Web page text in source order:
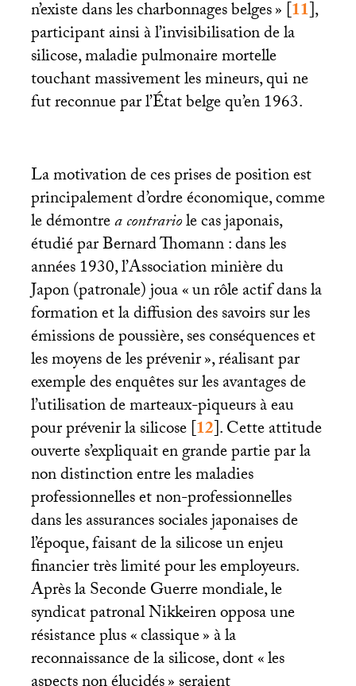
n’existe dans les charbonnages belges»[11],
participant ainsi à l’invisibilisation de la
silicose, maladie pulmonaire mortelle
touchant massivement les mineurs, qui ne
fut reconnue par l’État belge qu’en 1963.
La motivation de ces prises de position est
principalement d’ordre économique, comme
le démontrea contrariole cas japonais,
étudié par Bernard Thomann : dans les
années 1930, l’Association minière du
Japon (patronale) joua «un rôle actif dans la
formation et la diffusion des savoirs sur les
émissions de poussière, ses conséquences et
les moyens de les prévenir», réalisant par
exemple des enquêtes sur les avantages de
l’utilisation de marteaux-piqueurs à eau
pour prévenir la silicose[12]. Cette attitude
ouverte s’expliquait en grande partie par la
non distinction entre les maladies
professionnelles et non-professionnelles
dans les assurances sociales japonaises de
l’époque, faisant de la silicose un enjeu
financier très limité pour les employeurs.
Après la Seconde Guerre mondiale, le
syndicat patronal Nikkeiren opposa une
résistance plus «classique» à la
reconnaissance de la silicose, dont «les